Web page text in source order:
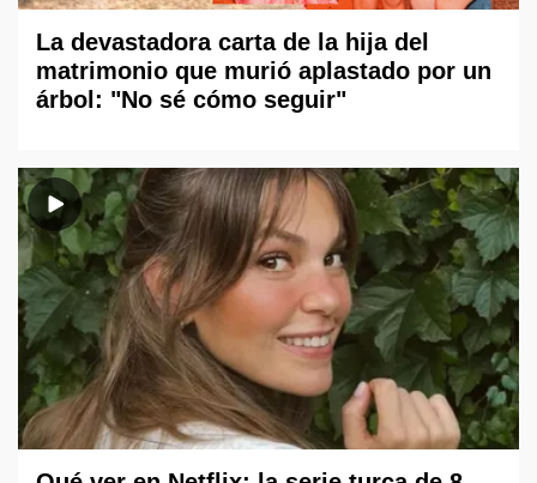
La devastadora carta de la hija del
matrimonio que murió aplastado por un
árbol: "No sé cómo seguir"